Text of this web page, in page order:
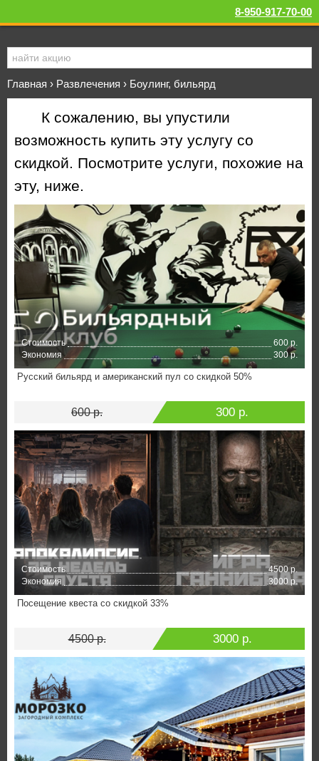
8-950-917-70-00
Главная › Развлечения › Боулинг, бильярд
К сожалению, вы упустили
возможность купить эту услугу со
скидкой. Посмотрите услуги, похожие на
эту, ниже.
Стоимость
600 р.
Экономия
300 р.
Русский бильярд и американский пул со скидкой 50%
600 р. 300 р.
Стоимость
4500 р.
Экономия
3000 р.
Посещение квеста со скидкой 33%
4500 р. 3000 р.